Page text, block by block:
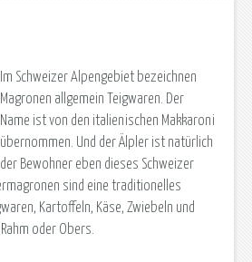
Im Schweizer Alpengebiet bezeichnen
Magronen allgemein Teigwaren. Der
Name ist von den italienischen Makkaroni
übernommen. Und der Älpler ist natürlich
der Bewohner eben dieses Schweizer
sind eine traditionelles
Kartoffeln, Käse, Zwiebeln und
oder Obers.